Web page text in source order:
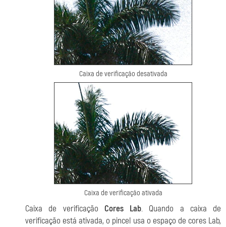
Caixa de verificação desativada
Caixa de verificação ativada
Caixa de verificação Cores Lab. Quando a caixa de
verificação está ativada, o pincel usa o espaço de cores Lab,